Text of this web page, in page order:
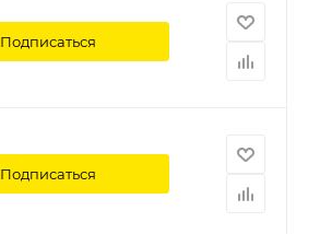
Подписаться
Подписаться